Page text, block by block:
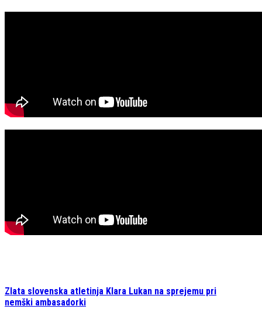
Zlata slovenska atletinja Klara Lukan na sprejemu pri
nemški ambasadorki